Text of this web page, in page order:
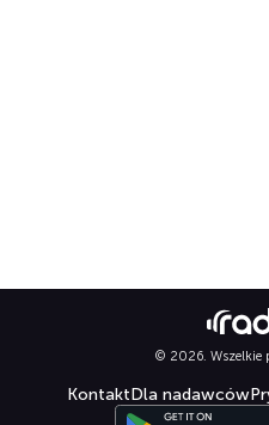
© 2026. Wszelkie
KontaktDla nadawców